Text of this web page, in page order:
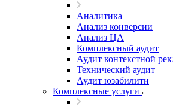
Аналитика
Анализ конверсии
Анализ ЦА
Комплексный аудит
Аудит контекстной
Технический аудит
Аудит юзабилити
Комплексные услуги